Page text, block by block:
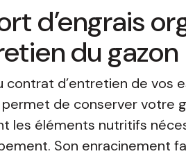
d’engrais
du gazon
contrat d’entretien de vos
permet de conserver votre
les éléments nutritifs
Son enracinement